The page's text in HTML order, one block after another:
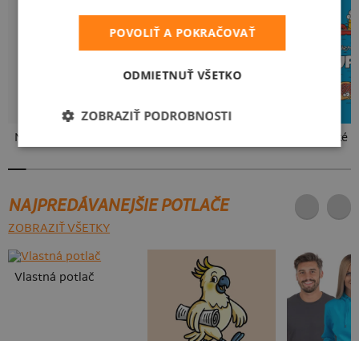
Neklidný bez piva Slovenské
NAJPREDÁVANEJŠIE POTLAČE
ZOBRAZIŤ VŠETKY
Vlastná potlač
POVOLIŤ A POKRAČOVAŤ
ODMIETNUŤ VŠETKO
ZOBRAZIŤ PODROBNOSTI